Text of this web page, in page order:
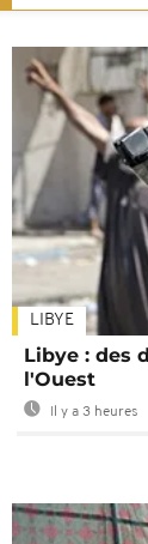
LIBYE
Libye : des
l'Ouest
Il y a 3 heures